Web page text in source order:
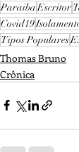
ParaibaEscritor
Covid19
Tipos Populares
Thomas Bruno
Crônica